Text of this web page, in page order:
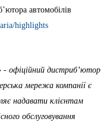
автомобілів
highlights
- офіційний дистриб’ютор
мережа компанії є
надавати клієнтам
обслуговування